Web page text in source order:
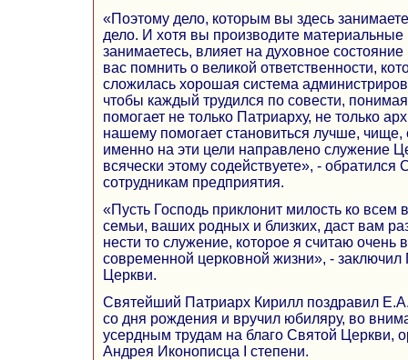
«Поэтому дело, которым вы здесь
дело. И хотя вы производите
занимаетесь, влияет на духовное
вас помнить о великой ответственности,
сложилась хорошая система
чтобы каждый трудился по совести,
помогает не только Патриарху, не только
нашему помогает становиться лучше, чище,
именно на эти цели направлено служение
всячески этому содействуете», -
сотрудникам предприятия.
«Пусть Господь приклонит милость ко всем
семьи, ваших родных и близких, даст вам
нести то служение, которое я считаю
современной церковной жизни», - заключил
Церкви.
Святейший Патриарх Кирилл поздравил
со дня рождения и вручил юбиляру, во
усердным трудам на благо Святой Церкви,
Андрея Иконописца I степени.